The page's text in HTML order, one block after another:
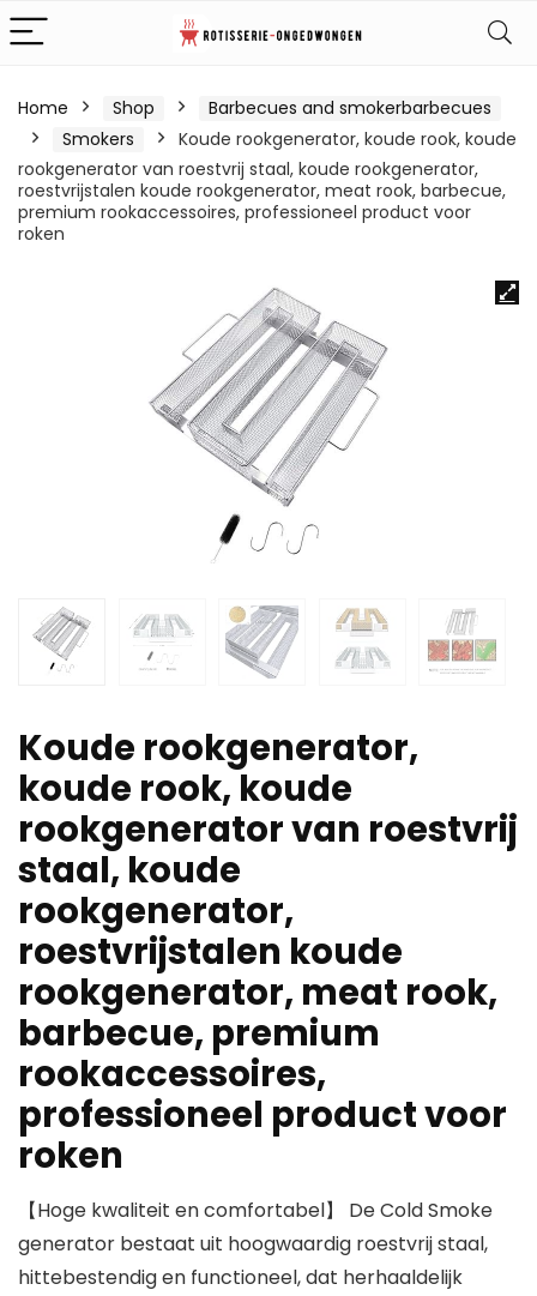
Home Shop
Barbecues and smokerbarbecues
Smokers
Koude rookgenerator, koude rook, koude
rookgenerator van roestvrij staal, koude rookgenerator,
roestvrijstalen koude rookgenerator, meat rook, barbecue,
premium rookaccessoires, professioneel product voor
roken
Koude rookgenerator,
koude rook, koude
rookgenerator van roestvrij
staal, koude
rookgenerator,
roestvrijstalen koude
rookgenerator, meat rook,
barbecue, premium
rookaccessoires,
professioneel product voor
roken
【Hoge kwaliteit en comfortabel】 De Cold Smoke
generator bestaat uit hoogwaardig roestvrij staal,
hittebestendig en functioneel, dat herhaaldelijk